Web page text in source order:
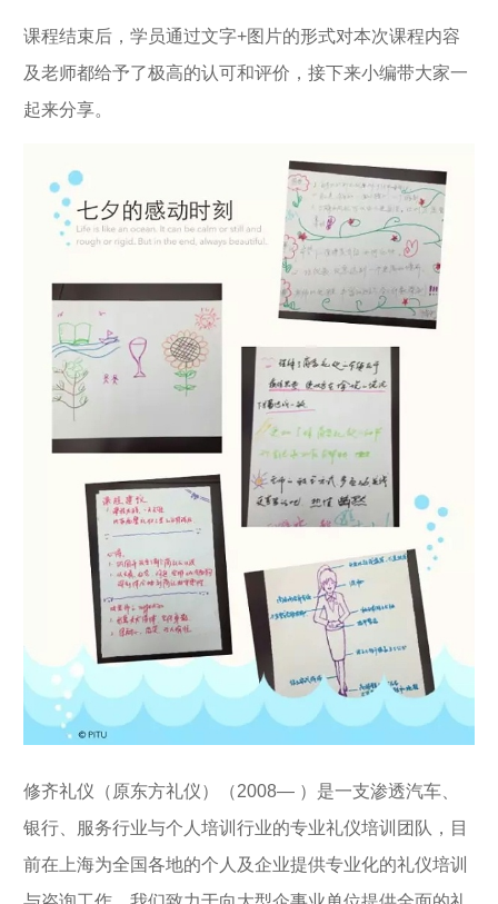
课程结束后，学员通过文字+图片的形式对本次课程内容
及老师都给予了极高的认可和评价，接下来小编带大家一
起来分享。
修齐礼仪（原东方礼仪）（2008— ）是一支渗透汽车、
银行、服务行业与个人培训行业的专业礼仪培训团队，目
前在上海为全国各地的个人及企业提供专业化的礼仪培训